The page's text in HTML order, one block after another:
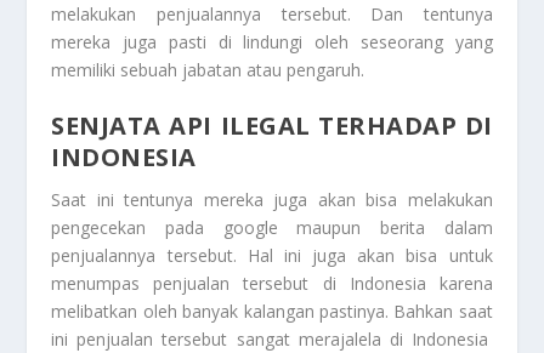
melakukan penjualannya tersebut. Dan tentunya
mereka juga pasti di lindungi oleh seseorang yang
memiliki sebuah jabatan atau pengaruh.
SENJATA API ILEGAL TERHADAP DI
INDONESIA
Saat ini tentunya mereka juga akan bisa melakukan
pengecekan pada google maupun berita dalam
penjualannya tersebut. Hal ini juga akan bisa untuk
menumpas penjualan tersebut di Indonesia karena
melibatkan oleh banyak kalangan pastinya. Bahkan saat
ini penjualan tersebut sangat merajalela di Indonesia